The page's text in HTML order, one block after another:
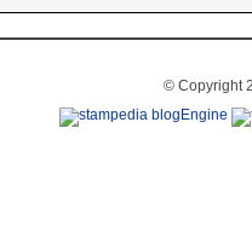
© Copyright